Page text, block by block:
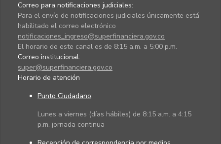
Correo para notificaciones judiciales:
Para el envío de notificaciones judiciales únicamente está
habilitado el correo electrónico
notificaciones_ingreso@superfinanciera.gov.co
El horario de este canal es de 8:15 a.m. a 5:00 p.m.
Correo institucional:
super@superfinanciera.gov.co
Horario de atención
Punto Ciudadano:
Lunes a viernes (días hábiles) de 8:15 a.m. a 4:15
p.m. jornada continua